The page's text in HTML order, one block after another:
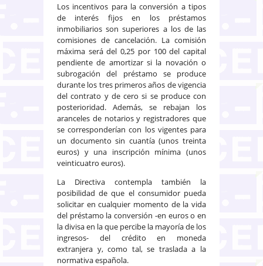
Los incentivos para la conversión a tipos
de interés fijos en los préstamos
inmobiliarios son superiores a los de las
comisiones de cancelación. La comisión
máxima será del 0,25 por 100 del capital
pendiente de amortizar si la novación o
subrogación del préstamo se produce
durante los tres primeros años de vigencia
del contrato y de cero si se produce con
posterioridad. Además, se rebajan los
aranceles de notarios y registradores que
se corresponderían con los vigentes para
un documento sin cuantía (unos treinta
euros) y una inscripción mínima (unos
veinticuatro euros).
La Directiva contempla también la
posibilidad de que el consumidor pueda
solicitar en cualquier momento de la vida
del préstamo la conversión -en euros o en
la divisa en la que percibe la mayoría de los
ingresos- del crédito en moneda
extranjera y, como tal, se traslada a la
normativa española.